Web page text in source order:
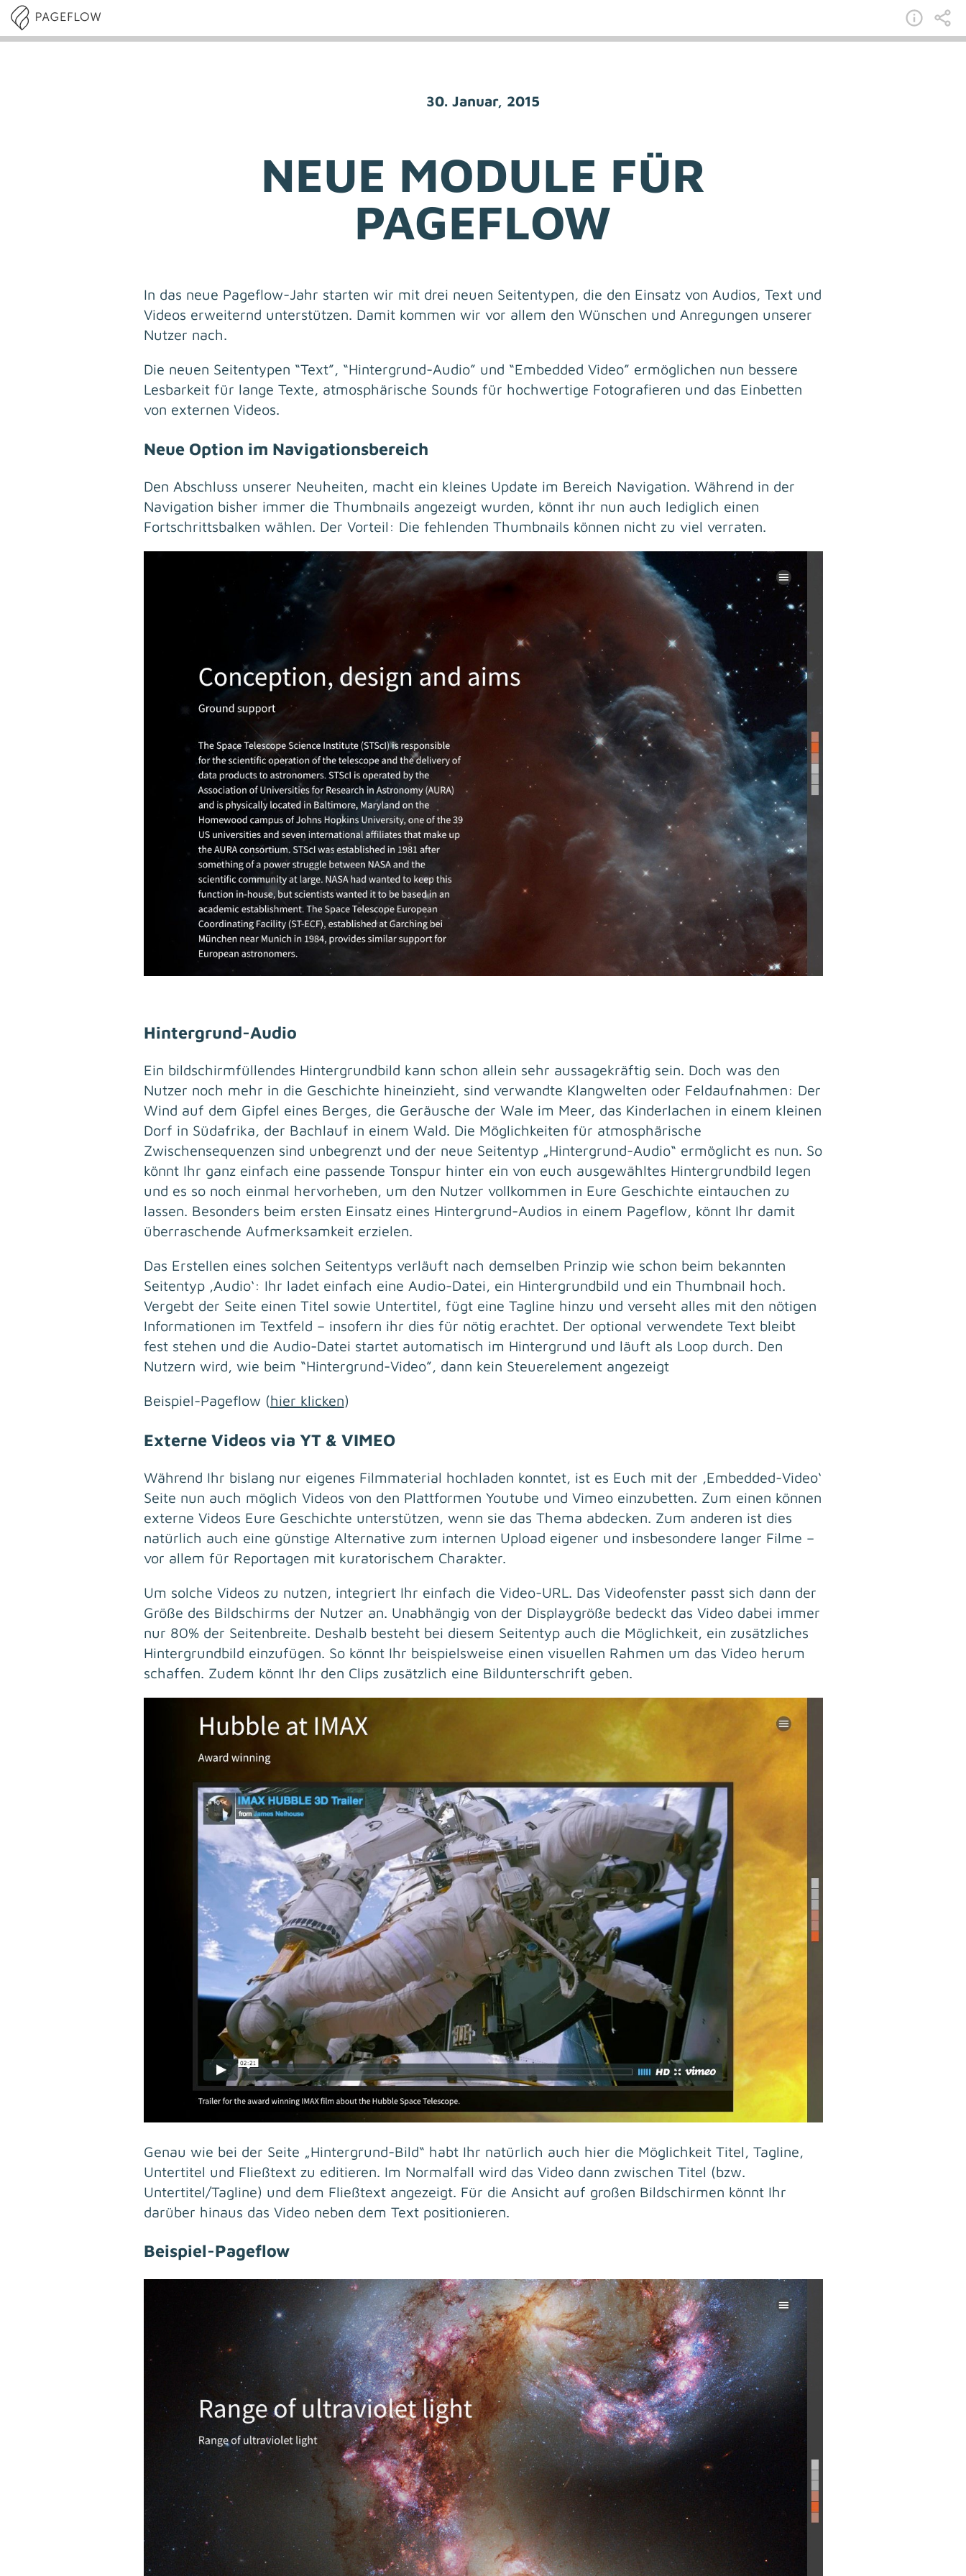
30. Januar, 2015
NEUE MODULE FÜR
PAGEFLOW
In das neue Pageflow-Jahr starten wir mit drei neuen Seitentypen, die den Einsatz von Audios, Text und
Videos erweiternd unterstützen. Damit kommen wir vor allem den Wünschen und Anregungen unserer
Nutzer nach.
Die neuen Seitentypen “Text”, “Hintergrund-Audio” und “Embedded Video” ermöglichen nun bessere
Lesbarkeit für lange Texte, atmosphärische Sounds für hochwertige Fotografieren und das Einbetten
von externen Videos.
Neue Option im Navigationsbereich
Den Abschluss unserer Neuheiten, macht ein kleines Update im Bereich Navigation. Während in der
Navigation bisher immer die Thumbnails angezeigt wurden, könnt ihr nun auch lediglich einen
Fortschrittsbalken wählen. Der Vorteil: Die fehlenden Thumbnails können nicht zu viel verraten.
Hintergrund-Audio
Ein bildschirmfüllendes Hintergrundbild kann schon allein sehr aussagekräftig sein. Doch was den
Nutzer noch mehr in die Geschichte hineinzieht, sind verwandte Klangwelten oder Feldaufnahmen: Der
Wind auf dem Gipfel eines Berges, die Geräusche der Wale im Meer, das Kinderlachen in einem kleinen
Dorf in Südafrika, der Bachlauf in einem Wald. Die Möglichkeiten für atmosphärische
Zwischensequenzen sind unbegrenzt und der neue Seitentyp „Hintergrund-Audio“ ermöglicht es nun. So
könnt Ihr ganz einfach eine passende Tonspur hinter ein von euch ausgewähltes Hintergrundbild legen
und es so noch einmal hervorheben, um den Nutzer vollkommen in Eure Geschichte eintauchen zu
lassen. Besonders beim ersten Einsatz eines Hintergrund-Audios in einem Pageflow, könnt Ihr damit
überraschende Aufmerksamkeit erzielen.
Das Erstellen eines solchen Seitentyps verläuft nach demselben Prinzip wie schon beim bekannten
Seitentyp ‚Audio‘: Ihr ladet einfach eine Audio-Datei, ein Hintergrundbild und ein Thumbnail hoch.
Vergebt der Seite einen Titel sowie Untertitel, fügt eine Tagline hinzu und verseht alles mit den nötigen
Informationen im Textfeld – insofern ihr dies für nötig erachtet. Der optional verwendete Text bleibt
fest stehen und die Audio-Datei startet automatisch im Hintergrund und läuft als Loop durch. Den
Nutzern wird, wie beim “Hintergrund-Video”, dann kein Steuerelement angezeigt
Beispiel-Pageflow (hier klicken)
Externe Videos via YT & VIMEO
Während Ihr bislang nur eigenes Filmmaterial hochladen konntet, ist es Euch mit der ‚Embedded-Video‘
Seite nun auch möglich Videos von den Plattformen Youtube und Vimeo einzubetten. Zum einen können
externe Videos Eure Geschichte unterstützen, wenn sie das Thema abdecken. Zum anderen ist dies
natürlich auch eine günstige Alternative zum internen Upload eigener und insbesondere langer Filme –
vor allem für Reportagen mit kuratorischem Charakter.
Um solche Videos zu nutzen, integriert Ihr einfach die Video-URL. Das Videofenster passt sich dann der
Größe des Bildschirms der Nutzer an. Unabhängig von der Displaygröße bedeckt das Video dabei immer
nur 80% der Seitenbreite. Deshalb besteht bei diesem Seitentyp auch die Möglichkeit, ein zusätzliches
Hintergrundbild einzufügen. So könnt Ihr beispielsweise einen visuellen Rahmen um das Video herum
schaffen. Zudem könnt Ihr den Clips zusätzlich eine Bildunterschrift geben.
Genau wie bei der Seite „Hintergrund-Bild“ habt Ihr natürlich auch hier die Möglichkeit Titel, Tagline,
Untertitel und Fließtext zu editieren. Im Normalfall wird das Video dann zwischen Titel (bzw.
Untertitel/Tagline) und dem Fließtext angezeigt. Für die Ansicht auf großen Bildschirmen könnt Ihr
darüber hinaus das Video neben dem Text positionieren.
Beispiel-Pageflow